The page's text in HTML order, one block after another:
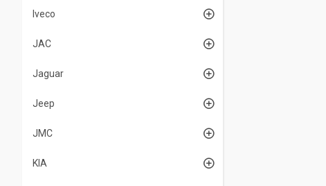
Iveco
JAC
Jaguar
Jeep
JMC
KIA